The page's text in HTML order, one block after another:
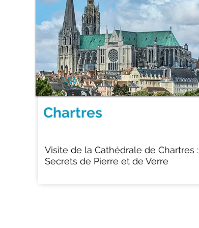
4.36
Chartres
Visite de la Cathédrale de Chartres :
Secrets de Pierre et de Verre